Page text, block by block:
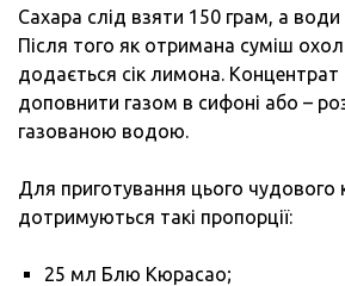
Сахара слід взяти 150 грам, а води
Після того як отримана суміш
додається сік лимона.
доповнити газом в сифоні або –
газованою водою.
Для приготування цього чудового
дотримуються такі пропорції:
25 мл Блю Кюрасао;